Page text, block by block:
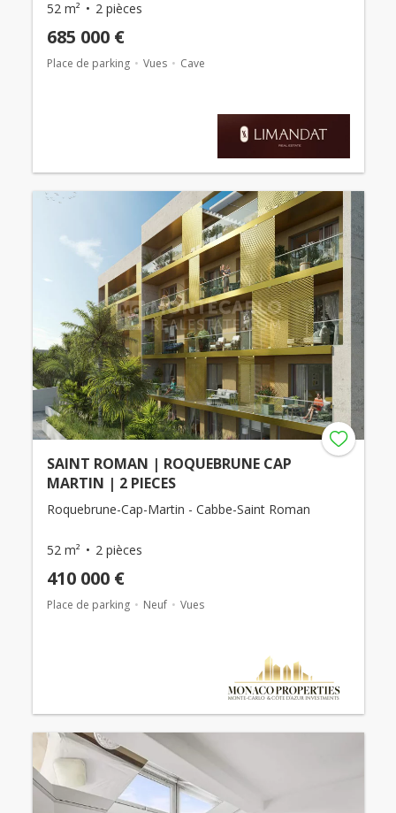
52 m² 2 pièces
685 000 €
Place de parking Vues Cave
SAINT ROMAN | ROQUEBRUNE CAP
MARTIN | 2 PIECES
Roquebrune-Cap-Martin - Cabbe-Saint Roman
52 m² 2 pièces
410 000 €
Place de parking Neuf Vues